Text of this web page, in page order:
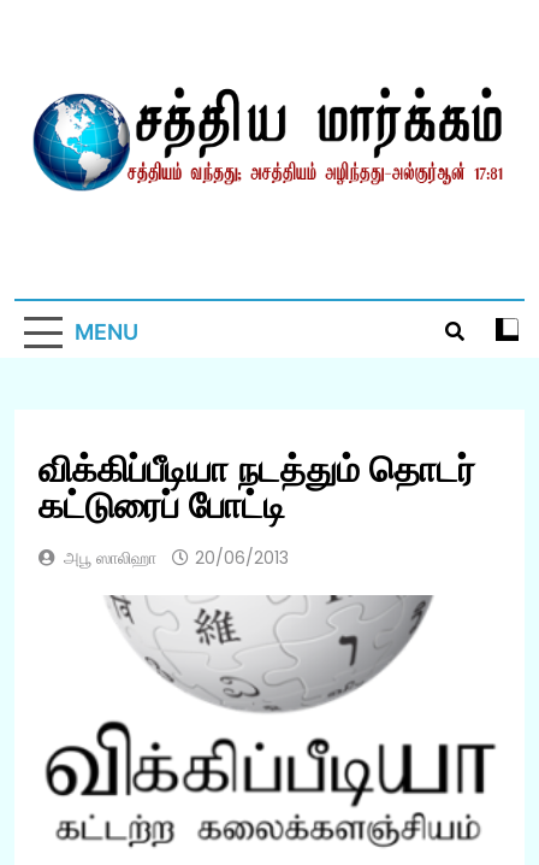
MENU
விக்கிப்பீடியா நடத்தும் தொடர்
கட்டுரைப் போட்டி
அபூ ஸாலிஹா 20/06/2013